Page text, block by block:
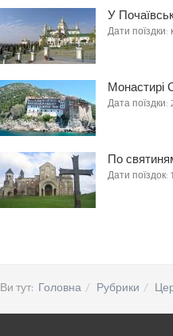
У
Дати поїздки:
Монастирі
Дата поїздки:
По
Дати поїздок:
Ви тут: Головна Рубрики